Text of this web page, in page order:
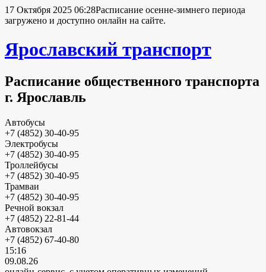
17 Октября 2025 06:28Расписание осенне-зимнего периода
загружено и доступно онлайн на сайте.
Ярославский транспорт
Расписание общественного транспорта
г. Ярославль
Автобусы
+7 (4852) 30-40-95
Электробусы
+7 (4852) 30-40-95
Троллейбусы
+7 (4852) 30-40-95
Трамваи
+7 (4852) 30-40-95
Речной вокзал
+7 (4852) 22-81-44
Автовокзал
+7 (4852) 67-40-80
15:16
09.08.26